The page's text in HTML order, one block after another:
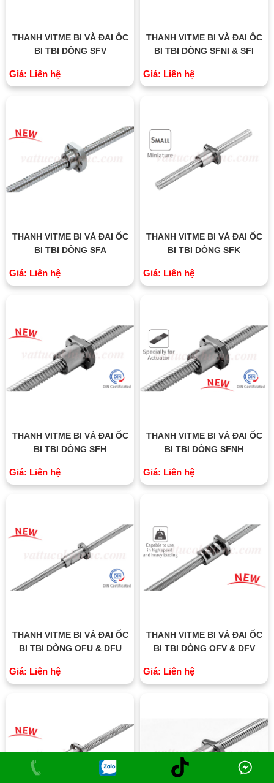
THANH VITME BI VÀ ĐAI ỐC
BI TBI DÒNG SFV
Giá: Liên hệ
THANH VITME BI VÀ ĐAI ỐC
BI TBI DÒNG SFNI & SFI
Giá: Liên hệ
THANH VITME BI VÀ ĐAI ỐC
BI TBI DÒNG SFA
Giá: Liên hệ
THANH VITME BI VÀ ĐAI ỐC
BI TBI DÒNG SFK
Giá: Liên hệ
THANH VITME BI VÀ ĐAI ỐC
BI TBI DÒNG SFH
Giá: Liên hệ
THANH VITME BI VÀ ĐAI ỐC
BI TBI DÒNG SFNH
Giá: Liên hệ
THANH VITME BI VÀ ĐAI ỐC
BI TBI DÒNG OFU & DFU
Giá: Liên hệ
THANH VITME BI VÀ ĐAI ỐC
BI TBI DÒNG OFV & DFV
Giá: Liên hệ